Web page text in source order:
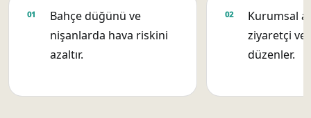
Bahçe düğünü ve
nişanlarda hava riskini
azaltır.
Kurumsal
ziyaretçi ve
düzenler.